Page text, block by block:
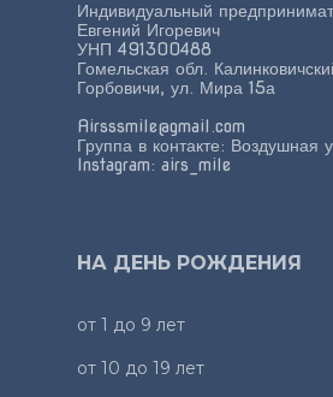
Индивидуальный
Евгений Игоревич
УНП 491300488
Гомельская обл.
Горбовичи, ул. Мира 15а
Airsssmile@gmail.com
Группа в контакте: Воздушная
Instagram: airs_mile
НА ДЕНЬ РОЖДЕНИЯ
от 1 до 9 лет
от 10 до 19 лет